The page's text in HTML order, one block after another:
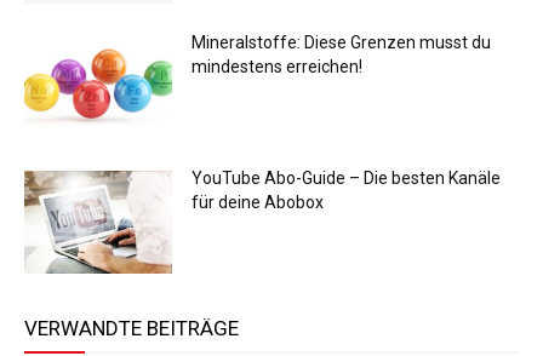
Mineralstoffe: Diese Grenzen musst du
mindestens erreichen!
YouTube Abo-Guide – Die besten Kanäle
für deine Abobox
VERWANDTE BEITRÄGE